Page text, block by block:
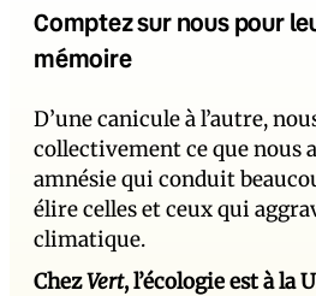
Comptez sur nous pour
mémoire
D’une canicule à l’autre,
collectivement ce que nous
amnésie qui conduit
élire celles et ceux qui
climatique.
ChezVert, l’écologie est à la